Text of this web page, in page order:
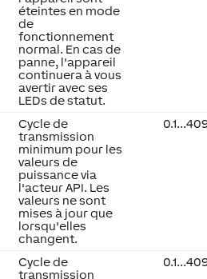
éteintes en mode
de
fonctionnement
normal. En cas de
panne, l'appareil
continuera à vous
avertir avec ses
LEDs de statut.
Cycle de
transmission
minimum pour les
valeurs de
puissance via
l'acteur API. Les
valeurs ne sont
mises à jour que
lorsqu'elles
changent.
Cycle de
transmission